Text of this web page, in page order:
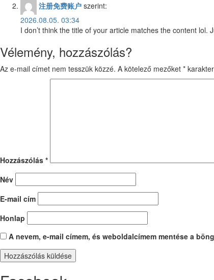
注册免费账户 szerint:
2026.08.05. 03:34
I don’t think the title of your article matches the content
Vélemény, hozzászólás?
Az e-mail címet nem tesszük közzé. A kötelező mezőket *
Hozzászólás *
Név
E-mail cím
Honlap
A nevem, e-mail címem, és weboldalcímem mentése a